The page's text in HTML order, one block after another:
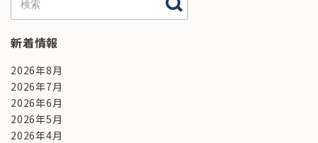
新着情報
2026年8月
2026年7月
2026年6月
2026年5月
2026年4月